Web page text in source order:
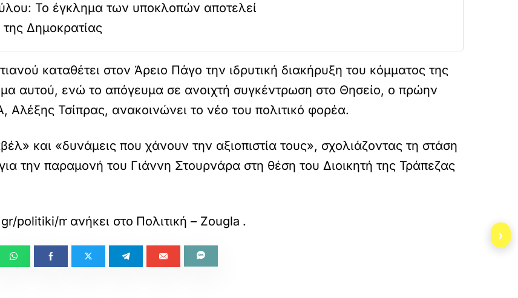
Το έγκλημα των υποκλοπών αποτελεί
Δημοκρατίας
καταθέτει στον Άρειο Πάγο την ιδρυτική διακήρυξη του κόμματος της
αυτού, ενώ το απόγευμα σε ανοιχτή συγκέντρωση στο Θησείο, ο πρώην
Τσίπρας, ανακοινώνει το νέο του πολιτικό φορέα.
και «δυνάμεις που χάνουν την αξιοπιστία τους», σχολιάζοντας τη στάση
την παραμονή του Γιάννη Στουρνάρα στη θέση του Διοικητή της Τράπεζας
politiki/mitsotakis-epidotisi-tou-ntizel-kai-ton-iounio/
ανήκει στο Πολιτική – Zougla .
›